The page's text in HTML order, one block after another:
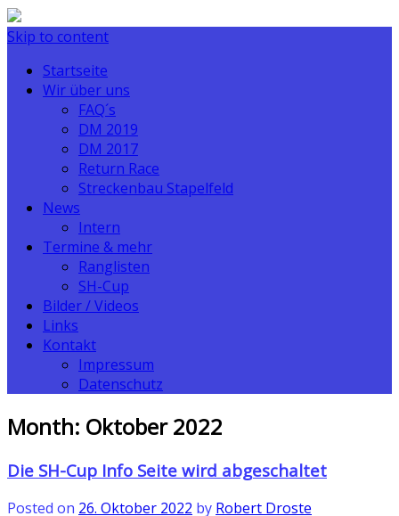
Skip to content
Startseite
Wir über uns
FAQ´s
DM 2019
DM 2017
Return Race
Streckenbau Stapelfeld
News
Intern
Termine & mehr
Ranglisten
SH-Cup
Bilder / Videos
Links
Kontakt
Impressum
Datenschutz
Month: Oktober 2022
Die SH-Cup Info Seite wird abgeschaltet
Posted on 26. Oktober 2022 by Robert Droste